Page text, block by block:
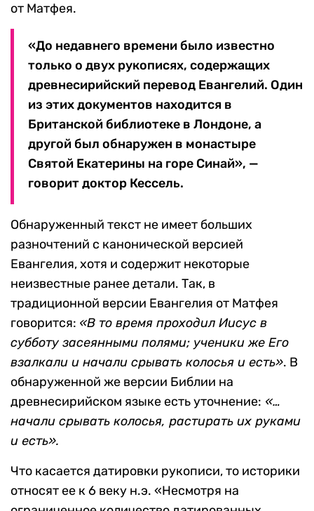
от Матфея.
«До недавнего времени было известно
только о двух рукописях, содержащих
древнесирийский перевод Евангелий. Один
из этих документов находится в
Британской библиотеке в Лондоне, а
другой был обнаружен в монастыре
Святой Екатерины на горе Синай», —
говорит доктор Кессель.
Обнаруженный текст не имеет больших
разночтений с канонической версией
Евангелия, хотя и содержит некоторые
неизвестные ранее детали. Так, в
традиционной версии Евангелия от Матфея
говорится: «В то время проходил Иисус в
субботу засеянными полями; ученики же Его
взалкали и начали срывать колосья и есть». В
обнаруженной же версии Библии на
древнесирийском языке есть уточнение: «…
начали срывать колосья, растирать их руками
и есть».
Что касается датировки рукописи, то историки
относят ее к 6 веку н.э. «Несмотря на